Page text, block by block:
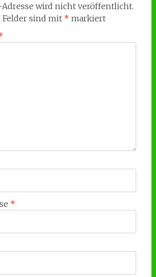
Adresse wird nicht veröffentlicht.
sind mit * markiert
*